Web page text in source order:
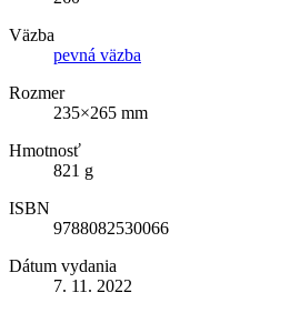
Väzba
pevná väzba
Rozmer
235×265 mm
Hmotnosť
821 g
ISBN
9788082530066
Dátum vydania
7. 11. 2022